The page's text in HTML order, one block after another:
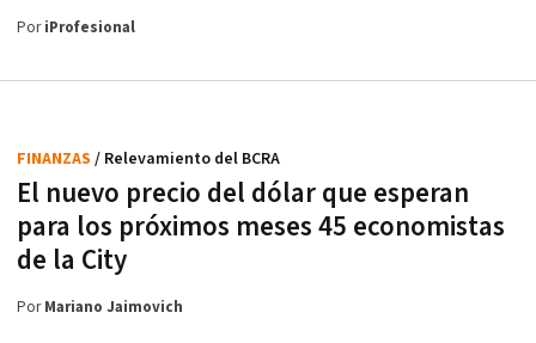
PoriProfesional
El nuevo precio del dólar que esperan
para los próximos meses 45 economistas
de la City
FINANZAS / Relevamiento del BCRA
PorMariano Jaimovich